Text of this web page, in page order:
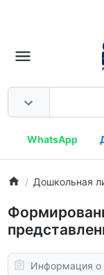
WhatsApp
Дошкольная
Информация о